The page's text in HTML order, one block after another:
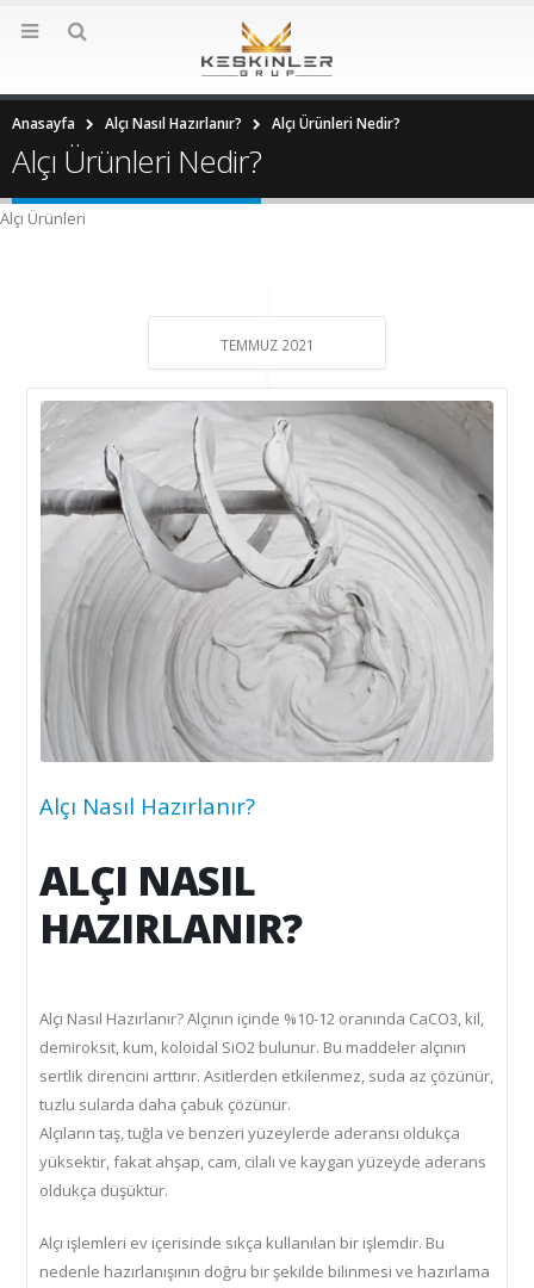
Anasayfa Alçı Nasıl Hazırlanır? Alçı Ürünleri Nedir?
Alçı Ürünleri Nedir?
Alçı Ürünleri
TEMMUZ 2021
Alçı Nasıl Hazırlanır?
ALÇI NASIL
HAZIRLANIR?
Alçı Nasıl Hazırlanır? Alçının içinde %10-12 oranında CaCO3, kil,
demiroksit, kum, koloidal SiO2 bulunur. Bu maddeler alçının
sertlik direncini arttırır. Asitlerden etkilenmez, suda az çözünür,
tuzlu sularda daha çabuk çözünür.
Alçıların taş, tuğla ve benzeri yüzeylerde aderansı oldukça
yüksektir, fakat ahşap, cam, cilalı ve kaygan yüzeyde aderans
oldukça düşüktür.
Alçı işlemleri ev içerisinde sıkça kullanılan bir işlemdir. Bu
nedenle hazırlanışının doğru bir şekilde bilinmesi ve hazırlama